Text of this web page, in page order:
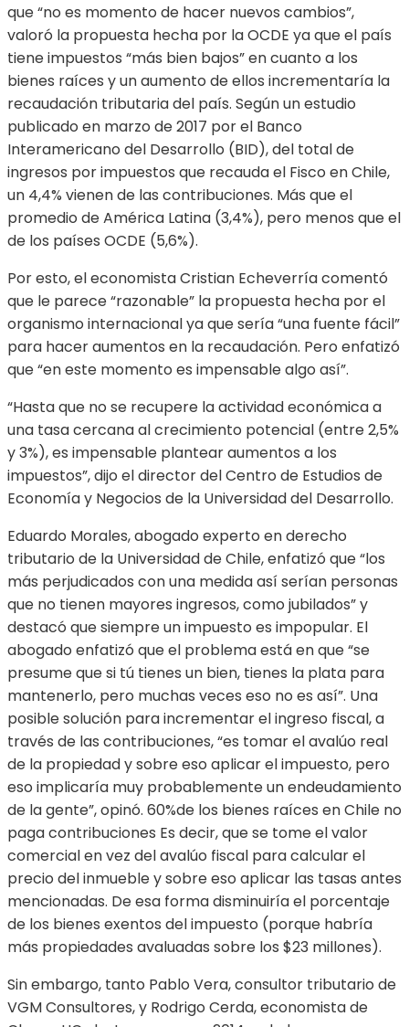
que “no es momento de hacer nuevos cambios”,
valoró la propuesta hecha por la OCDE ya que el país
tiene impuestos “más bien bajos” en cuanto a los
bienes raíces y un aumento de ellos incrementaría la
recaudación tributaria del país. Según un estudio
publicado en marzo de 2017 por el Banco
Interamericano del Desarrollo (BID), del total de
ingresos por impuestos que recauda el Fisco en Chile,
un 4,4% vienen de las contribuciones. Más que el
promedio de América Latina (3,4%), pero menos que el
de los países OCDE (5,6%).
Por esto, el economista Cristian Echeverría comentó
que le parece “razonable” la propuesta hecha por el
organismo internacional ya que sería “una fuente fácil”
para hacer aumentos en la recaudación. Pero enfatizó
que “en este momento es impensable algo así”.
“Hasta que no se recupere la actividad económica a
una tasa cercana al crecimiento potencial (entre 2,5%
y 3%), es impensable plantear aumentos a los
impuestos”, dijo el director del Centro de Estudios de
Economía y Negocios de la Universidad del Desarrollo.
Eduardo Morales, abogado experto en derecho
tributario de la Universidad de Chile, enfatizó que “los
más perjudicados con una medida así serían personas
que no tienen mayores ingresos, como jubilados” y
destacó que siempre un impuesto es impopular. El
abogado enfatizó que el problema está en que “se
presume que si tú tienes un bien, tienes la plata para
mantenerlo, pero muchas veces eso no es así”. Una
posible solución para incrementar el ingreso fiscal, a
través de las contribuciones, “es tomar el avalúo real
de la propiedad y sobre eso aplicar el impuesto, pero
eso implicaría muy probablemente un endeudamiento
de la gente”, opinó. 60%de los bienes raíces en Chile no
paga contribuciones Es decir, que se tome el valor
comercial en vez del avalúo fiscal para calcular el
precio del inmueble y sobre eso aplicar las tasas antes
mencionadas. De esa forma disminuiría el porcentaje
de los bienes exentos del impuesto (porque habría
más propiedades avaluadas sobre los $23 millones).
Sin embargo, tanto Pablo Vera, consultor tributario de
VGM Consultores, y Rodrigo Cerda, economista de